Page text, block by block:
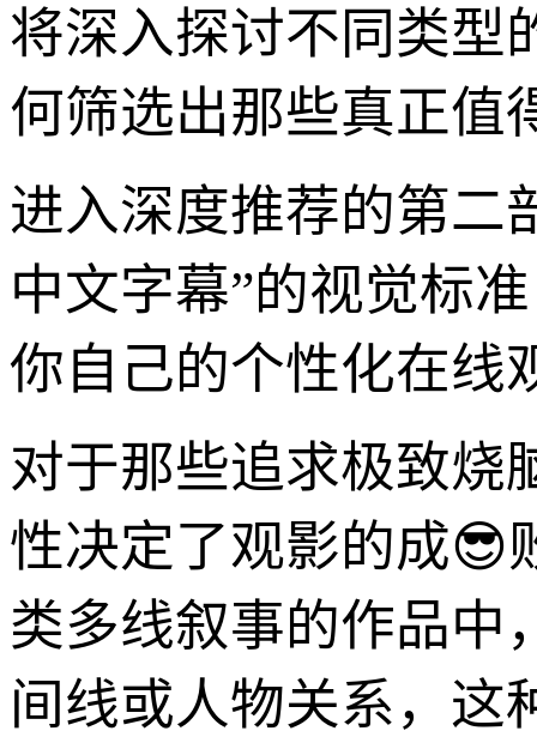
将深入探讨不同类型
何筛选出那些真正值
进入深度推荐的第二
中文字幕”的视觉标
你自己的个性化在线
对于那些追求极致烧
性决定了观影的成😎
类多线叙事的作品中
间线或人物关系，这